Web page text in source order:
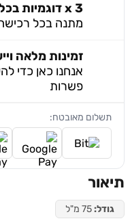
3 x דוגמיות בכל הזמנה
מתנה בכל
זמינות מלאה
אנחנו כאן כדי
פשרות
תשלום מאובטח:
תיאור
גודל: